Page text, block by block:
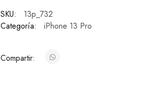
SKU:
13p_732
Categoría:
iPhone 13 Pro
Compartir: